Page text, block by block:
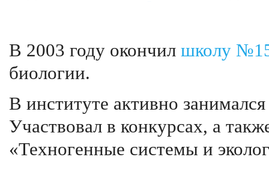
В 2003 году окончил школу
биологии.
В институте активно
Участвовал в конкурсах, а
«Техногенные системы и